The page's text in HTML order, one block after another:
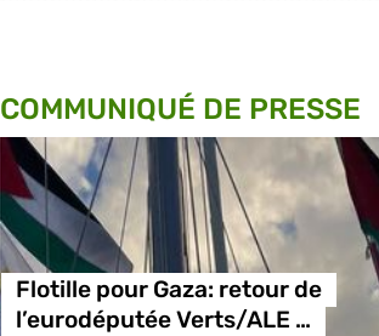
COMMUNIQUÉ DE PRESSE
Flotille pour Gaza: retour de
l’eurodéputée Verts/ALE …